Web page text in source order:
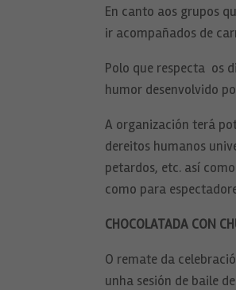
En canto aos grupos
ir acompañados de
Polo que respecta os
humor desenvolvido
A organización terá
dereitos humanos
petardos, etc. así
como para
CHOCOLATADA CON
O remate da
unha sesión de baile